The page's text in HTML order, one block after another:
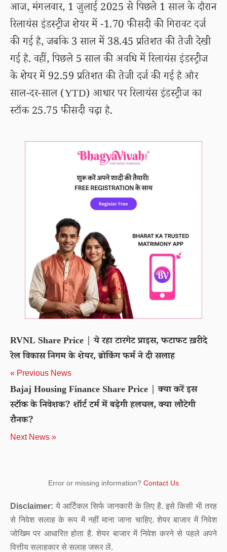
आज, मंगलवार, 1 जुलाई 2025 से पिछले 1 साल के दौरान
रिलायंस इंडस्ट्रीज शेयर में -1.70 फीसदी की गिरावट दर्ज
की गई है, जबकि 3 साल में 38.45 प्रतिशत की तेजी देखी
गई है. वहीं, पिछले 5 साल की अवधि में रिलायंस इंडस्ट्रीज
के शेयर में 92.59 प्रतिशत की तेजी दर्ज की गई है और
साल-दर-साल (YTD) आधार पर रिलायंस इंडस्ट्रीज का
स्टॉक 25.75 फीसदी चढ़ा है.
RVNL Share Price | ये रहा टारगेट प्राइस, फटाफट ख़रीदे
रेल विकास निगम के शेयर, ब्रोकिंग फर्म ने दी सलाह
« Previous News
Bajaj Housing Finance Share Price | क्या करें इस
स्टॉक के निवेशक? शॉर्ट टर्म में बढ़ेगी हलचल, क्या लौटेगी
रौनक?
Next News »
Error or missing information? Contact Us
Disclaimer: ये आर्टिकल सिर्फ जानकारी के लिए है. इसे किसी भी तरह
से निवेश सलाह के रूप में नहीं माना जाना चाहिए. शेयर बाजार में निवेश
जोखिम पर आधारित होता है. शेयर बाजार में निवेश करने से पहले अपने
वित्तीय सलाहकार से सलाह जरूर लें.